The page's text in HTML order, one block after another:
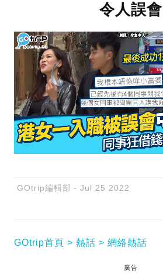
令人誤會
GOtrip編輯部 Jul 25 2022
GOtrip首頁 熱話 網絡熱話
廣告